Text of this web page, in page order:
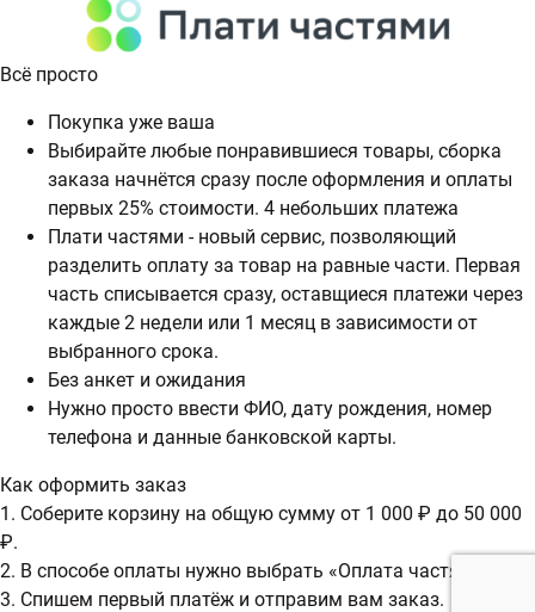
Всё просто
Покупка уже ваша
Выбирайте любые понравившиеся товары, сборка
заказа начнётся сразу после оформления и оплаты
первых 25% стоимости. 4 небольших платежа
Плати частями - новый сервис, позволяющий
разделить оплату за товар на равные части. Первая
часть списывается сразу, оставщиеся платежи через
каждые 2 недели или 1 месяц в зависимости от
выбранного срока.
Без анкет и ожидания
Нужно просто ввести ФИО, дату рождения, номер
телефона и данные банковской карты.
Как оформить заказ
1. Соберите корзину на общую сумму от 1 000 ₽ до 50 000
₽.
2. В способе оплаты нужно выбрать «Оплата частями».
3. Спишем первый платёж и отправим вам заказ.